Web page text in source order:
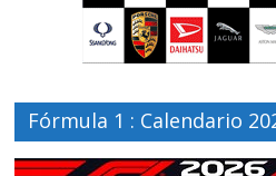
Fórmula 1 : Calendario